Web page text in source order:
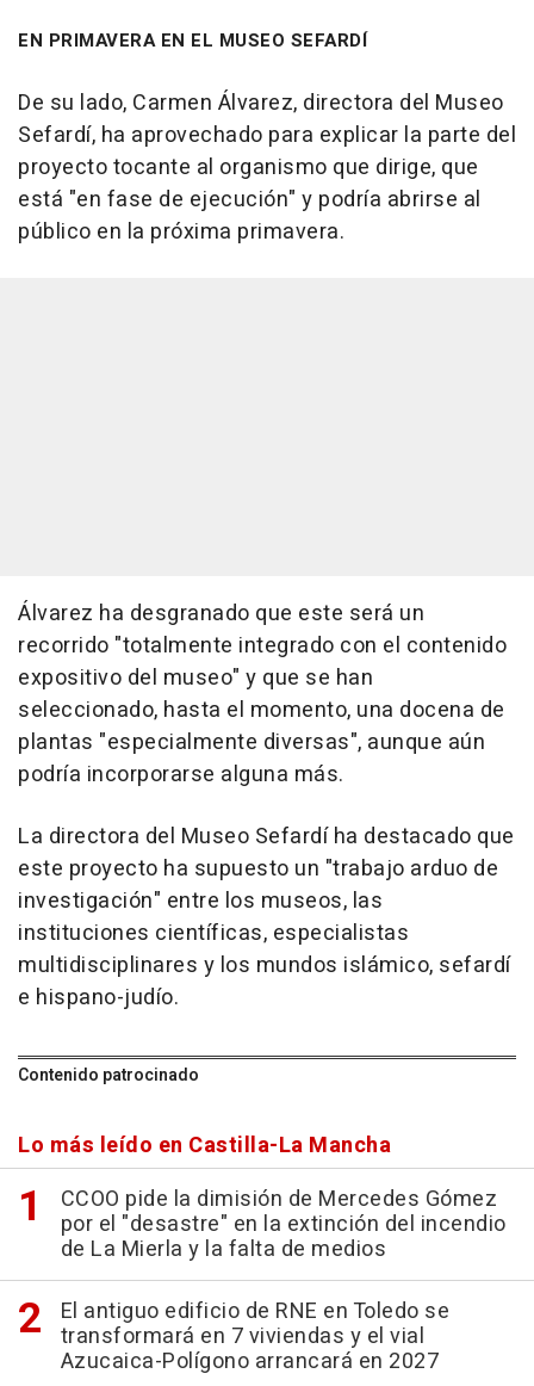
EN PRIMAVERA EN EL MUSEO SEFARDÍ
De su lado, Carmen Álvarez, directora del Museo
Sefardí, ha aprovechado para explicar la parte del
proyecto tocante al organismo que dirige, que
está "en fase de ejecución" y podría abrirse al
público en la próxima primavera.
Álvarez ha desgranado que este será un
recorrido "totalmente integrado con el contenido
expositivo del museo" y que se han
seleccionado, hasta el momento, una docena de
plantas "especialmente diversas", aunque aún
podría incorporarse alguna más.
La directora del Museo Sefardí ha destacado que
este proyecto ha supuesto un "trabajo arduo de
investigación" entre los museos, las
instituciones científicas, especialistas
multidisciplinares y los mundos islámico, sefardí
e hispano-judío.
Contenido patrocinado
Lo más leído en Castilla-La Mancha
CCOO pide la dimisión de Mercedes Gómez
por el "desastre" en la extinción del incendio
de La Mierla y la falta de medios
El antiguo edificio de RNE en Toledo se
transformará en 7 viviendas y el vial
Azucaica-Polígono arrancará en 2027